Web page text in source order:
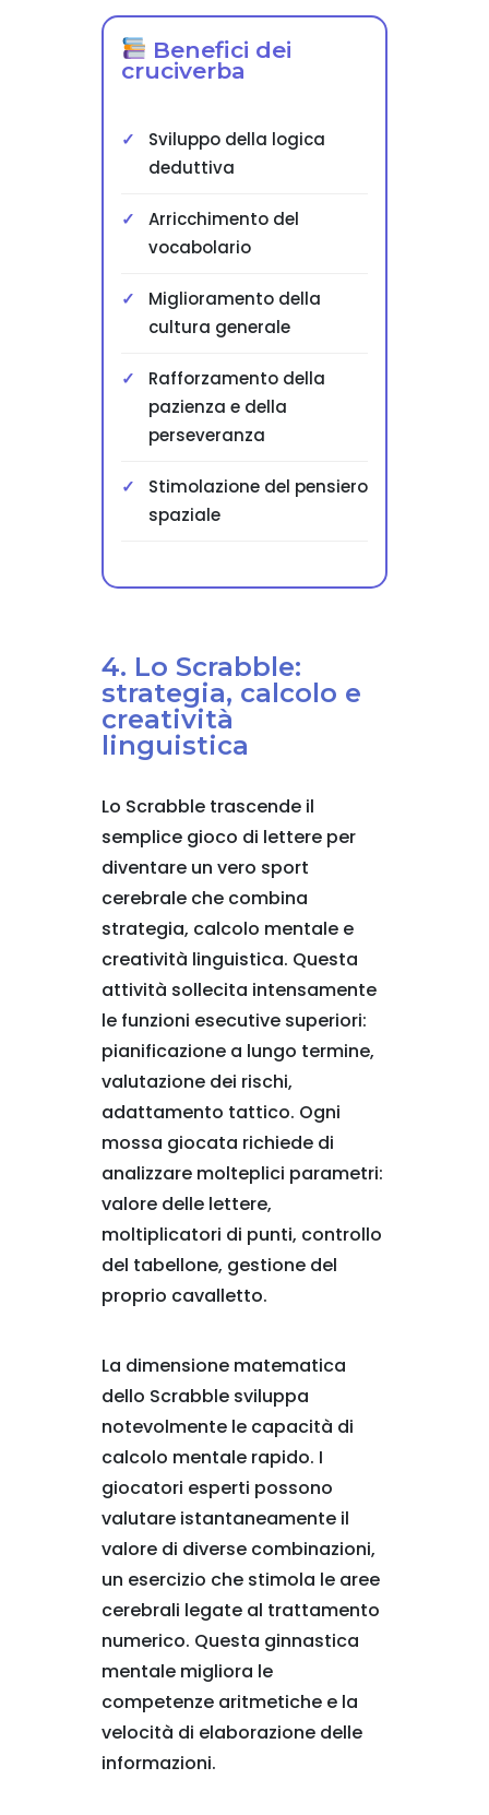
Benefici dei
cruciverba
Sviluppo della logica
deduttiva
Arricchimento del
vocabolario
Miglioramento della
cultura generale
Rafforzamento della
pazienza e della
perseveranza
Stimolazione del pensiero
spaziale
4. Lo Scrabble:
strategia, calcolo e
creatività
linguistica
Lo Scrabble trascende il
semplice gioco di lettere per
diventare un vero sport
cerebrale che combina
strategia, calcolo mentale e
creatività linguistica. Questa
attività sollecita intensamente
le funzioni esecutive superiori:
pianificazione a lungo termine,
valutazione dei rischi,
adattamento tattico. Ogni
mossa giocata richiede di
analizzare molteplici parametri:
valore delle lettere,
moltiplicatori di punti, controllo
del tabellone, gestione del
proprio cavalletto.
La dimensione matematica
dello Scrabble sviluppa
notevolmente le capacità di
calcolo mentale rapido. I
giocatori esperti possono
valutare istantaneamente il
valore di diverse combinazioni,
un esercizio che stimola le aree
cerebrali legate al trattamento
numerico. Questa ginnastica
mentale migliora le
competenze aritmetiche e la
velocità di elaborazione delle
informazioni.